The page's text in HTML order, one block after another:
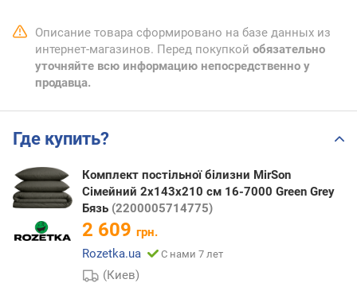
Описание товара сформировано на базе данных из
интернет-магазинов. Перед покупкой обязательно
уточняйте всю информацию непосредственно у
продавца.
Где купить?
Комплект постільної білизни MirSon
Сімейний 2х143х210 см 16-7000 Green Grey
Бязь (2200005714775)
2 609 грн.
Rozetka.ua
С нами 7 лет
(Киев)